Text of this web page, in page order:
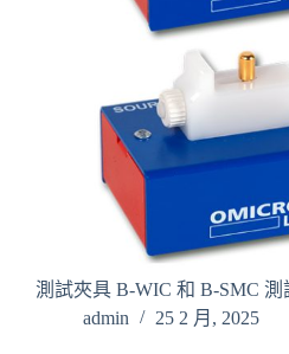
測試夾具 B-WIC 和 B-SMC
admin
25 2 月, 2025